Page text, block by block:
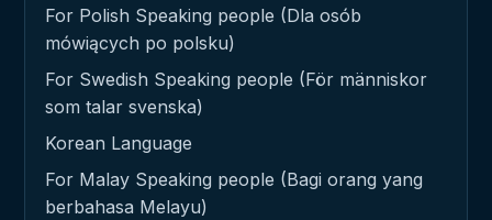
For Polish Speaking people (Dla osób
mówiących po polsku)
For Swedish Speaking people (För människor
som talar svenska)
Korean Language
For Malay Speaking people (Bagi orang yang
berbahasa Melayu)